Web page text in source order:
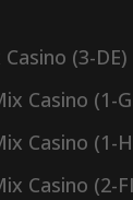
(3-DE)
Casino (1-
Casino (1-
Casino (2-